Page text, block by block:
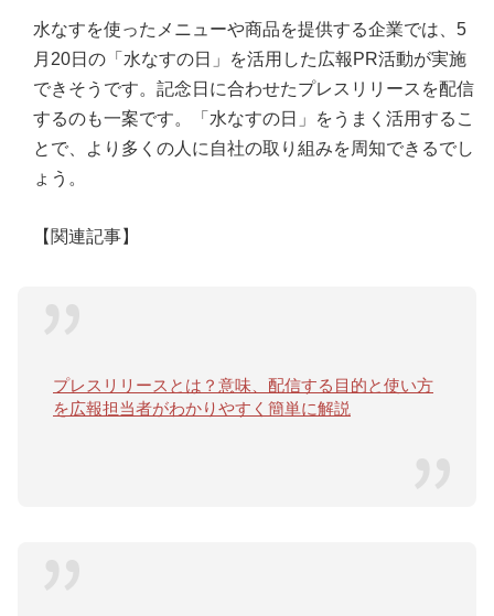
水なすを使ったメニューや商品を提供する企業では、5
月20日の「水なすの日」を活用した広報PR活動が実施
できそうです。記念日に合わせたプレスリリースを配信
するのも一案です。「水なすの日」をうまく活用するこ
とで、より多くの人に自社の取り組みを周知できるでし
ょう。
【関連記事】
プレスリリースとは？意味、配信する目的と使い方
を広報担当者がわかりやすく簡単に解説